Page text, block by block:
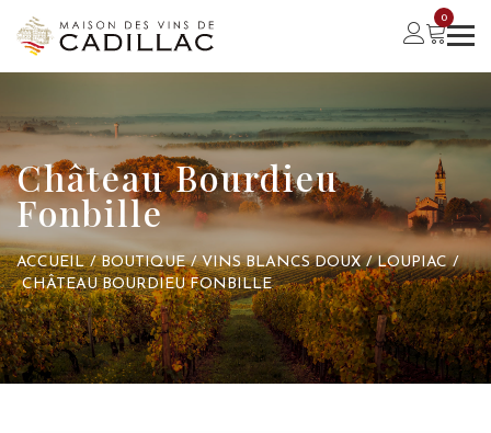
0
Château Bourdieu
Fonbille
ACCUEIL / BOUTIQUE / VINS BLANCS DOUX / LOUPIAC /
CHÂTEAU BOURDIEU FONBILLE